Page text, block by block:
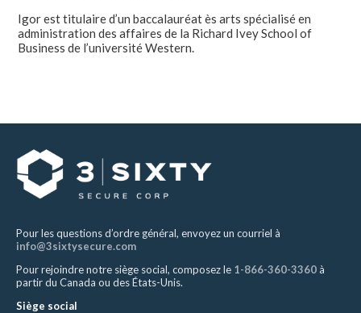
Igor est titulaire d’un baccalauréat ès arts spécialisé en
administration des affaires de la Richard Ivey School of
Business de l’université Western.
Pour les questions d’ordre général, envoyez un courriel à
info@3sixtysecure.com
Pour rejoindre notre siège social, composez le 1-866-360-3360à
partir du Canada ou des États-Unis.
Siège social